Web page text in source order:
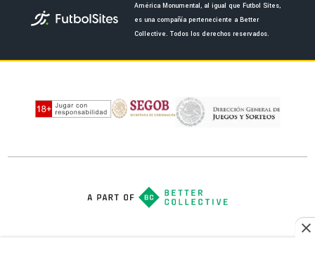
América Monumental, al igual que Futbol Sites,
es una compañía perteneciente a Better
Collective. Todos los derechos reservados.